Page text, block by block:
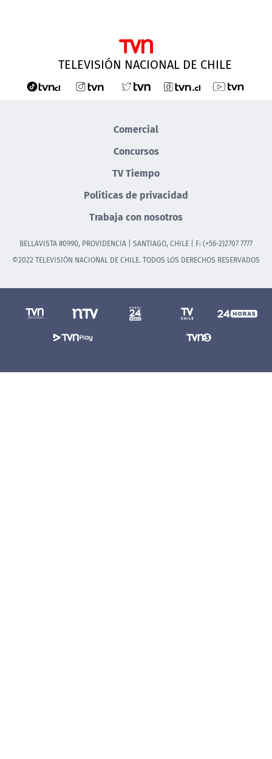
TELEVISIÓN NACIONAL DE CHILE
Comercial
Concursos
TV Tiempo
Políticas de privacidad
Trabaja con nosotros
BELLAVISTA #0990, PROVIDENCIA | SANTIAGO, CHILE | F: (+56-2)2707 7777
©2022 TELEVISIÓN NACIONAL DE CHILE. TODOS LOS DERECHOS RESERVADOS